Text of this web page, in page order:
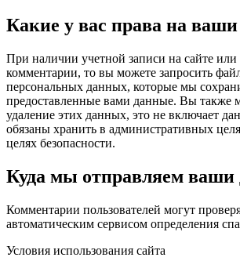
Какие у вас права на
При наличии учетной записи на сайте или
комментарии, то вы можете запросить
персональных данных, которые мы
предоставленные вами данные. Вы также
удаление этих данных, это не включает
обязаны хранить в административных
целях безопасности.
Куда мы отправляем ваши
Комментарии пользователей могут
автоматическим сервисом определения
Условия использования сайта